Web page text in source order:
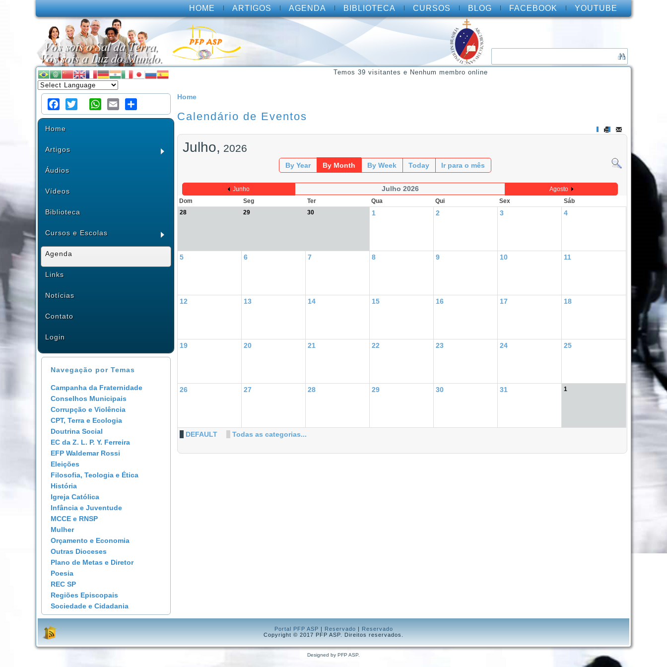
HOME ARTIGOS AGENDA BIBLIOTECA CURSOS BLOG FACEBOOK YOUTUBE
Temos 39 visitantes e Nenhum membro online
Facebook
TwitterWhatsApp
EmailShare
Home
Artigos
Áudios
Vídeos
Biblioteca
Cursos e Escolas
Agenda
Links
Notícias
Contato
Login
Navegação por Temas
Campanha da Fraternidade
Conselhos Municipais
Corrupção e Violência
CPT, Terra e Ecologia
Doutrina Social
EC da Z. L. P. Y. Ferreira
EFP Waldemar Rossi
Eleições
Filosofia, Teologia e Ética
História
Igreja Católica
Infância e Juventude
MCCE e RNSP
Mulher
Orçamento e Economia
Outras Dioceses
Plano de Metas e Diretor
Poesia
REC SP
Regiões Episcopais
Sociedade e Cidadania
Home
Calendário de Eventos
Julho, 2026
By Year By Month By Week Today Ir para o mês
Junho Julho 2026
Agosto
Dom
Seg Ter Qua Qui Sex
Sáb
28
29 30 1 2 3 4
5 6 7 8 9 10 11
12 13 14 15 16 17 18
19 20 21 22 23 24 25
26 27 28 29 30 31 1
DEFAULT Todas as categorias...
Portal PFP ASP | Reservado | Reservado
Copyright © 2017 PFP ASP. Direitos reservados.
Designed by PFP ASP.